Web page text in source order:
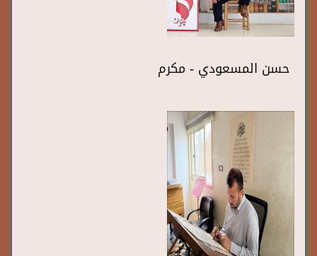
حسن المسعودي - مكرم